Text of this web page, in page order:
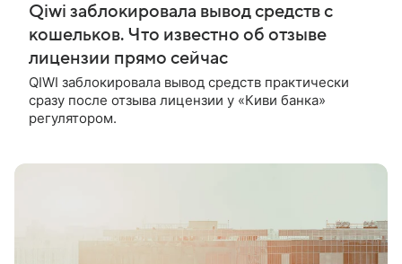
Qiwi заблокировала вывод средств с
кошельков. Что известно об отзыве
лицензии прямо сейчас
QIWI заблокировала вывод средств практически
сразу после отзыва лицензии у «Киви банка»
регулятором.